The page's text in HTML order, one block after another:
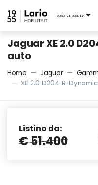
Jaguar XE 2.0
auto
Home Jaguar
XE 2.0 D204 R-
Listino da:
€ 51.400